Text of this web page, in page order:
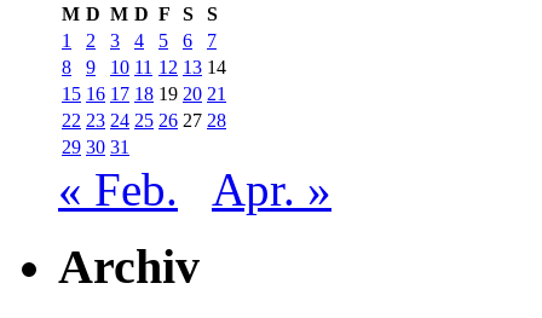
M D M D F S
S
1
2 3 4 5 6
7
8
9 10 11 12 13 14
15 16 17 18 19 20 21
22 23 24 25 26 27 28
29 30 31
« Feb. Apr. »
Archiv